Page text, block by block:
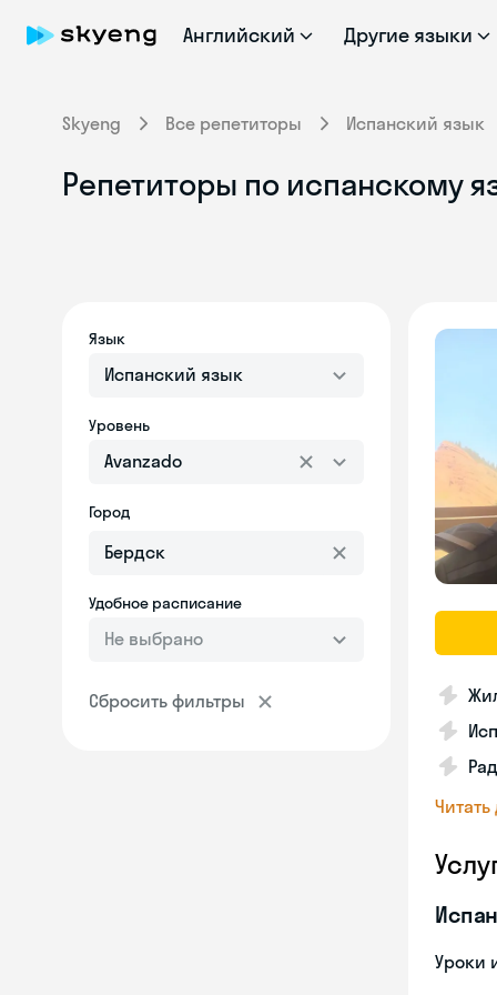
Английский Другие языки
Skyeng Все репетиторы Испанский язык
Репетиторы по испанскому
Язык
Испанский язык
Уровень
Avanzado
Город
Удобное расписание
Не выбрано
Сбросить фильтры
Уроки